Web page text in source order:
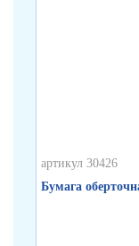
артикул 30426
Бумага